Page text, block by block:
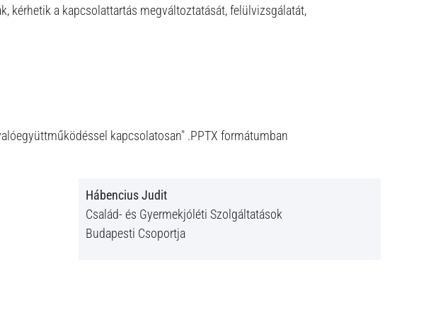
kérhetik a kapcsolattartás megváltoztatását, felülvizsgálatát,
kapcsolatosan" .PPTX formátumban
Hábencius Judit
Család- és Gyermekjóléti Szolgáltatások
Budapesti Csoportja